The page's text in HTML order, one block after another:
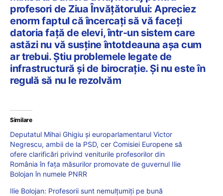
profesori de Ziua Învățătorului: Apreciez
enorm faptul că încercați să vă faceți
datoria față de elevi, într-un sistem care
astăzi nu vă susține întotdeauna așa cum
ar trebui. Știu problemele legate de
infrastructură și de birocrație. Și nu este în
regulă să nu le rezolvăm
Similare
Deputatul Mihai Ghigiu și europarlamentarul Victor
Negrescu, ambii de la PSD, cer Comisiei Europene să
ofere clarificări privind veniturile profesorilor din
România în fața măsurilor promovate de guvernul Ilie
Bolojan în numele PNRR
Ilie Bolojan: Profesorii sunt nemulțumiți pe bună